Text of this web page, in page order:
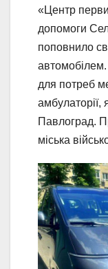
«Центр
допомоги
поповнило
для потреб
амбулаторії,
Павлоград.
міська